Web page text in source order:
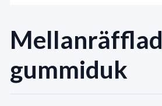
Mellanräfflad
gummiduk